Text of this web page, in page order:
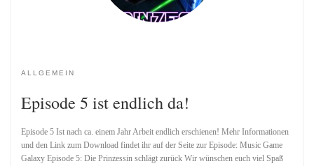
ALLGEMEIN
Episode 5 ist endlich da!
Episode 5 Ist nach ca. einem Jahr Arbeit endlich erschienen! Mehr Informationen
und den Link zum Download findet ihr auf der Seite zur Episode: Music Game
Galaxy Episode 5: Die Prinzessin schlägt zurück Wir wünschen euch viel Spaß